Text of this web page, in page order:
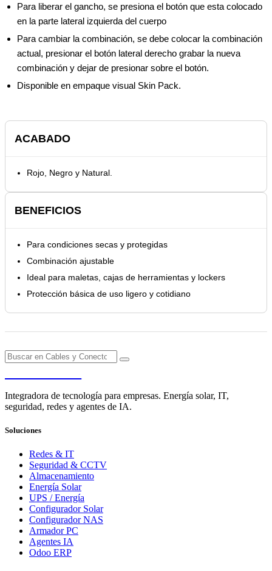
Para liberar el gancho, se presiona el botón que esta colocado
en la parte lateral izquierda del cuerpo
Para cambiar la combinación, se debe colocar la combinación
actual, presionar el botón lateral derecho grabar la nueva
combinación y dejar de presionar sobre el botón.
Disponible en empaque visual Skin Pack.
ACABADO
Rojo, Negro y Natural.
BENEFICIOS
Para condiciones secas y protegidas
Combinación ajustable
Ideal para maletas, cajas de herramientas y lockers
Protección básica de uso ligero y cotidiano
Integradora de tecnología para empresas. Energía solar, IT,
seguridad, redes y agentes de IA.
Soluciones
Redes & IT
Seguridad & CCTV
Almacenamiento
Energía Solar
UPS / Energía
Configurador Solar
Configurador NAS
Armador PC
Agentes IA
Odoo ERP